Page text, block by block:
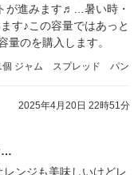
が進みます♬…暑い時・
す♪この容量ではあっと
量のを購入します。
個 ジャム スプレッド パン
2025年4月20日 22時51分
…
ンジも美味しいけどレ